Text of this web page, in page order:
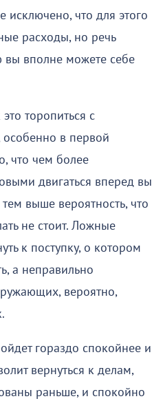
исключено, что для этого
расходы, но речь
вы вполне можете себе
это торопиться с
в первой
что чем более
двигаться вперед вы
тем выше вероятность, что
не стоит. Ложные
к поступку, о котором
а неправильно
вероятно,
гораздо спокойнее и
вернуться к делам,
раньше, и спокойно